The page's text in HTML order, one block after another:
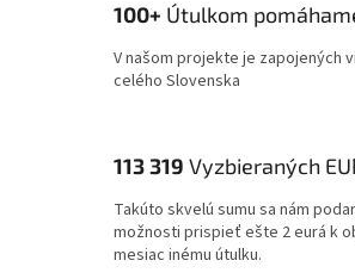
100+ Útulkom
V našom projekte je zapojených
celého Slovenska
113 319 Vyzbieraných
Takúto skvelú sumu sa nám
možnosti prispieť ešte 2 eurá k
mesiac inému útulku.